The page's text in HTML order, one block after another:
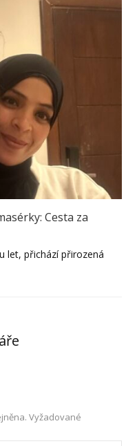
Cesta za
let, přichází přirozená
Vyžadované